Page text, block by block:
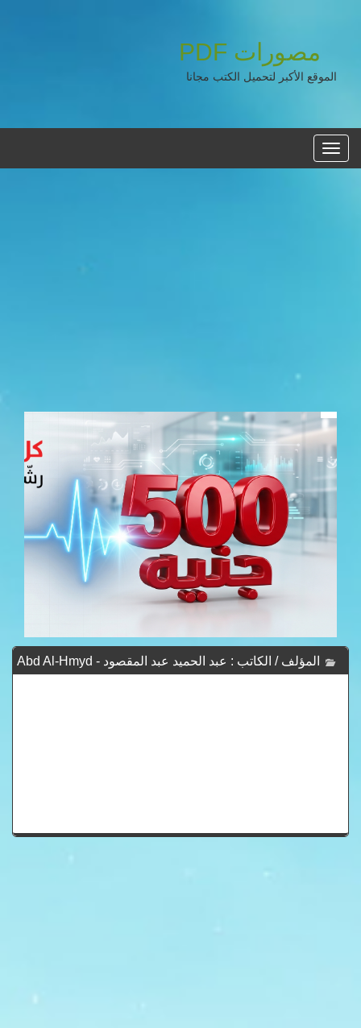
مصورات PDF
الموقع الأكبر لتحميل الكتب مجانا
القائمه
الرئيسية
المؤلف / الكاتب : عبد الحميد عبد المقصود - Abd Al-Hmyd